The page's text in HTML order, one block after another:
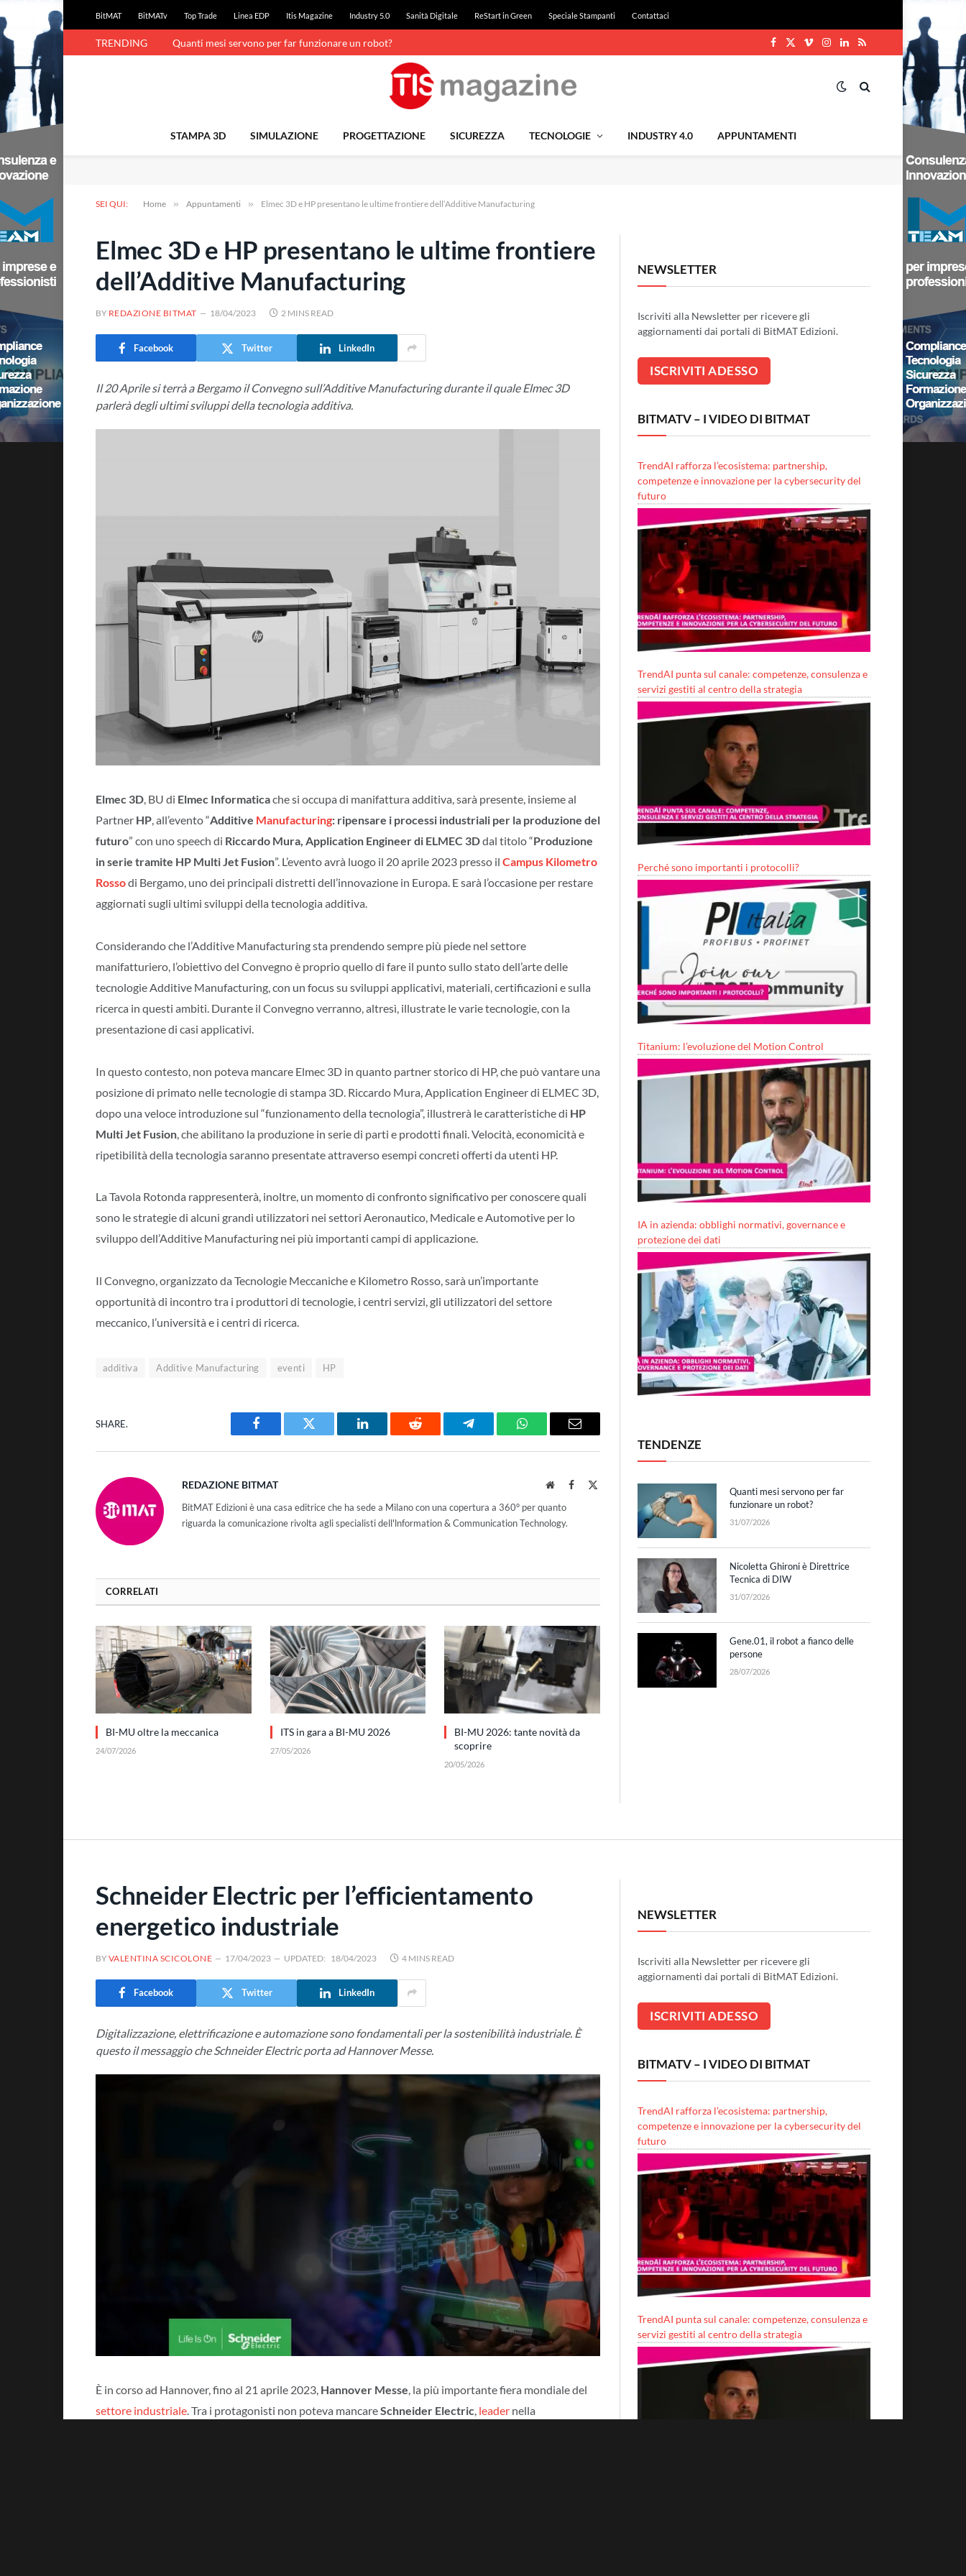
BitMAT BitMATv Top Trade Linea EDP Itis Magazine Industry 5.0 Sanità Digitale ReStart in Green Speciale Stampanti Contattaci
TRENDING Quanti mesi servono per far funzionare un robot?
Facebook
X
VimeoInstagram
LinkedIn
RSS
STAMPA 3D SIMULAZIONE PROGETTAZIONE SICUREZZA TECNOLOGIE INDUSTRY 4.0 APPUNTAMENTI
SEI QUI: Home » Appuntamenti » Elmec 3D e HP presentano le ultime frontiere dell’Additive Manufacturing
Elmec 3D e HP presentano le ultime frontiere
dell’Additive Manufacturing
BY REDAZIONE BITMAT 18/04/2023 2 MINS READ
Facebook Twitter LinkedIn
Il 20 Aprile si terrà a Bergamo il Convegno sull’Additive Manufacturing durante il quale Elmec 3D
parlerà degli ultimi sviluppi della tecnologia additiva.
Elmec 3D, BU di Elmec Informaticache si occupa di manifattura additiva, sarà presente, insieme al
Partner HP, all’evento “Additive Manufacturing: ripensare i processi industriali per la produzione del
futuro” con uno speech di Riccardo Mura, Application Engineer di ELMEC 3Ddal titolo “Produzione
in serie tramite HP Multi Jet Fusion”. L’evento avrà luogo il 20 aprile 2023 presso il Campus Kilometro
Rossodi Bergamo, uno dei principali distretti dell’innovazione in Europa. E sarà l’occasione per restare
aggiornati sugli ultimi sviluppi della tecnologia additiva.
Considerando che l’Additive Manufacturing sta prendendo sempre più piede nel settore
manifatturiero, l’obiettivo del Convegno è proprio quello di fare il punto sullo stato dell’arte delle
tecnologie Additive Manufacturing, con un focus su sviluppi applicativi, materiali, certificazioni e sulla
ricerca in questi ambiti. Durante il Convegno verranno, altresì, illustrate le varie tecnologie, con la
presentazione di casi applicativi.
In questo contesto, non poteva mancare Elmec 3D in quanto partner storico di HP, che può vantare una
posizione di primato nelle tecnologie di stampa 3D. Riccardo Mura, Application Engineer di ELMEC 3D,
dopo una veloce introduzione sul “funzionamento della tecnologia”, illustrerà le caratteristiche di HP
Multi Jet Fusion , che abilitano la produzione in serie di parti e prodotti finali. Velocità, economicità e
ripetibilità della tecnologia saranno presentate attraverso esempi concreti offerti da utenti HP.
La Tavola Rotonda rappresenterà, inoltre, un momento di confronto significativo per conoscere quali
sono le strategie di alcuni grandi utilizzatori nei settori Aeronautico, Medicale e Automotive per lo
sviluppo dell’Additive Manufacturing nei più importanti campi di applicazione.
Il Convegno, organizzato da Tecnologie Meccaniche e Kilometro Rosso, sarà un’importante
opportunità di incontro tra i produttori di tecnologie, i centri servizi, gli utilizzatori del settore
meccanico, l’università e i centri di ricerca.
additiva Additive Manufacturing eventi HP
SHARE.
Facebook Twitter LinkedIn Reddit Telegram WhatsAppEmail
REDAZIONE BITMAT WebsiteFacebook
BitMAT Edizioni è una casa editrice che ha sede a Milano con una copertura a 360° per quanto
riguarda la comunicazione rivolta agli specialisti dell'lnformation & Communication Technology.
CORRELATI
BI-MU oltre la meccanica
24/07/2026
ITS in gara a BI-MU 2026
27/05/2026
BI-MU 2026: tante novità da
scoprire
20/05/2026
NEWSLETTER
Iscriviti alla Newsletter per ricevere gli
aggiornamenti dai portali di BitMAT Edizioni.
BITMATV – I VIDEO DI BITMAT
TrendAI rafforza l’ecosistema: partnership,
competenze e innovazione per la cybersecurity del
futuro
TrendAI punta sul canale: competenze, consulenza e
servizi gestiti al centro della strategia
Perché sono importanti i protocolli?
Titanium: l’evoluzione del Motion Control
IA in azienda: obblighi normativi, governance e
protezione dei dati
TENDENZE
Quanti mesi servono per far
funzionare un robot?
31/07/2026
Nicoletta Ghironi è Direttrice
Tecnica di DIW
31/07/2026
Gene.01, il robot a fianco delle
persone
28/07/2026
Schneider Electric per l’efficientamento
energetico industriale
BY VALENTINA SCICOLONE 17/04/2023 UPDATED: 18/04/2023 4 MINS READ
Facebook Twitter LinkedIn
Digitalizzazione, elettrificazione e automazione sono fondamentali per la sostenibilità industriale. È
questo il messaggio che Schneider Electric porta ad Hannover Messe.
È in corso ad Hannover, fino al 21 aprile 2023, Hannover Messe, la più importante fiera mondiale del
settore industriale. Tra i protagonisti non poteva mancareSchneider Electric, leader nella
NEWSLETTER
Iscriviti alla Newsletter per ricevere gli
aggiornamenti dai portali di BitMAT Edizioni.
BITMATV – I VIDEO DI BITMAT
TrendAI rafforza l’ecosistema: partnership,
competenze e innovazione per la cybersecurity del
futuro
TrendAI punta sul canale: competenze, consulenza e
servizi gestiti al centro della strategia